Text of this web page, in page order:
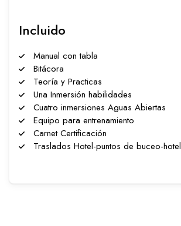
Incluido
Manual con tabla
️Bitácora
Teoría y Practicas
Una Inmersión habilidades
Cuatro inmersiones Aguas Abiertas
Equipo para entrenamiento
Carnet Certificación
Traslados Hotel-puntos de buceo-hotel